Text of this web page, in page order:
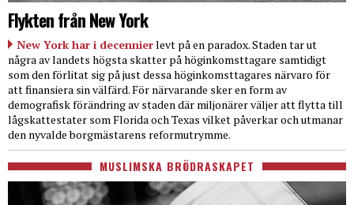
Flykten från New York
New York har i decennierlevt på en paradox. Staden tar ut
några av landets högsta skatter på höginkomsttagare samtidigt
som den förlitat sig på just dessa höginkomsttagares närvaro för
att finansiera sin välfärd. För närvarande sker en form av
demografisk förändring av staden där miljonärer väljer att flytta till
lågskattestater som Florida och Texas vilket påverkar och utmanar
den nyvalde borgmästarens reformutrymme.
MUSLIMSKA BRÖDRASKAPET